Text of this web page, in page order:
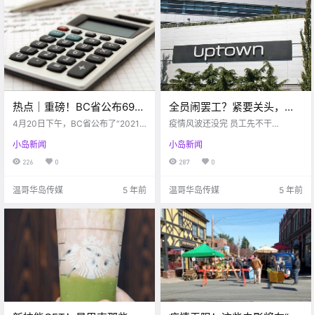
热点｜重磅！BC省公布690
亿财政预算提案！其中以下
4月20日下午，BC省公布了“2021
90亿加元。该预算提案的重点是保
障省民在疫情期间的健康和生计，
同时加强在公共服务、基础建设、
和小编一起看看20.
小岛新闻
226 0
温哥华岛传媒 5 年前
全员闹罢工？紧要关头，
Uptown这些员工却不干
疫情风波还没完 员工先不干
里的清洁工们 开始闹起了罢工 那原
因究竟是因为什么呢？ 工人们表示
说 他们在高风险的环境下工作 但工
小岛新闻
287 0
温哥华岛传媒 5 年前